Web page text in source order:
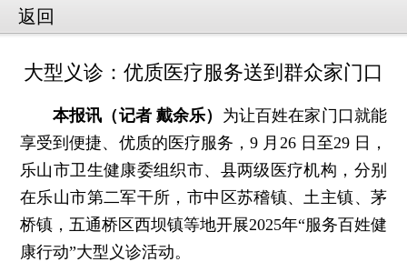
返回
大型义诊：优质医疗服务送到群众家门口
本报讯（记者 戴余乐） 为让百姓在家门口就能
享受到便捷、优质的医疗服务，9 月26 日至29 日，
乐山市卫生健康委组织市、县两级医疗机构，分别
在乐山市第二军干所，市中区苏稽镇、土主镇、茅
桥镇，五通桥区西坝镇等地开展2025年“服务百姓健
康行动”大型义诊活动。